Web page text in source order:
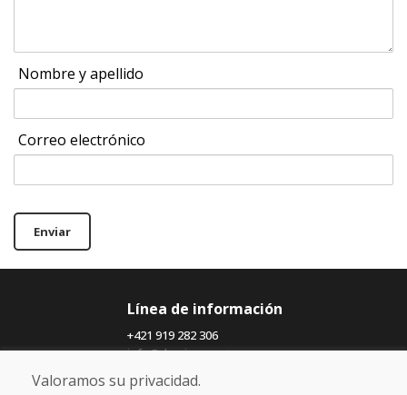
Nombre y apellido
Correo electrónico
Enviar
Línea de información
+421 919 282 306
info@domivosport.es
Valoramos su privacidad.